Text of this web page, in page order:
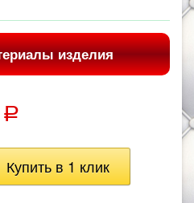
изделия
Р